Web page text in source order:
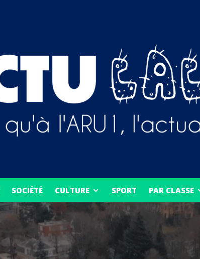
SOCIÉTÉ CULTURE SPORT PAR CLASSE